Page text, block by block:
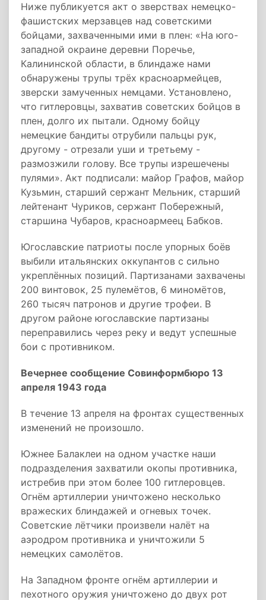
Ниже публикуется акт о зверствах немецко-
фашистских мерзавцев над советскими
бойцами, захваченными ими в плен: «На юго-
западной окраине деревни Поречье,
Калининской области, в блиндаже нами
обнаружены трупы трёх красноармейцев,
зверски замученных немцами. Установлено,
что гитлеровцы, захватив советских бойцов в
плен, долго их пытали. Одному бойцу
немецкие бандиты отрубили пальцы рук,
другому - отрезали уши и третьему -
размозжили голову. Все трупы изрешечены
пулями». Акт подписали: майор Графов, майор
Кузьмин, старший сержант Мельник, старший
лейтенант Чуриков, сержант Побережный,
старшина Чубаров, красноармеец Бабков.
Югославские патриоты после упорных боёв
выбили итальянских оккупантов с сильно
укреплённых позиций. Партизанами захвачены
200 винтовок, 25 пулемётов, 6 миномётов,
260 тысяч патронов и другие трофеи. В
другом районе югославские партизаны
переправились через реку и ведут успешные
бои с противником.
Вечернее сообщение Совинформбюро 13
апреля 1943 года
В течение 13 апреля на фронтах существенных
изменений не произошло.
Южнее Балаклеи на одном участке наши
подразделения захватили окопы противника,
истребив при этом более 100 гитлеровцев.
Огнём артиллерии уничтожено несколько
вражеских блиндажей и огневых точек.
Советские лётчики произвели налёт на
аэродром противника и уничтожили 5
немецких самолётов.
На Западном фронте огнём артиллерии и
пехотного оружия уничтожено до двух рот